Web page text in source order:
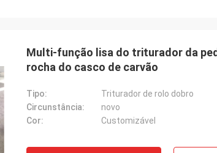
Multi-função lisa do triturador da
rocha do casco de carvão
Tipo:
Triturador de rolo dobro
Circunstância:
novo
Cor:
Customizável